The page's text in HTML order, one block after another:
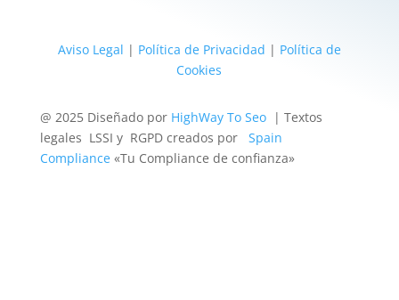
Aviso Legal | Política de Privacidad | Política de
Cookies
@ 2025 Diseñado por HighWay To Seo| Textos
legales LSSI y RGPD creados por Spain
Compliance«Tu Compliance de confianza»